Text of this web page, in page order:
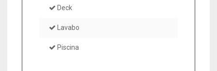
Deck
Lavabo
Piscina